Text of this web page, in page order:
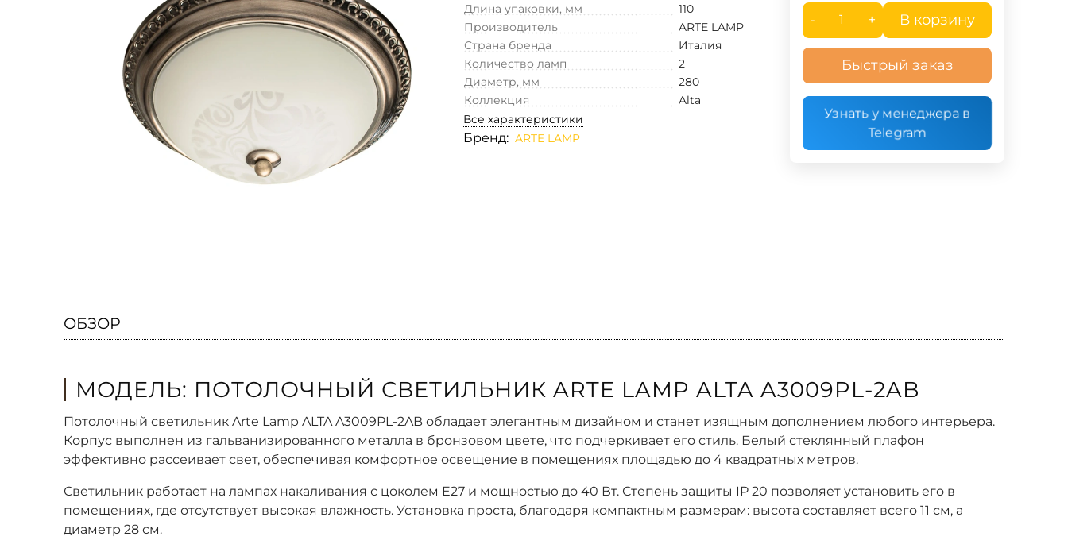
Длина упаковки, мм
110
Производитель
ARTE LAMP
Страна бренда
Италия
Количество ламп
2
Диаметр, мм
280
Коллекция
Alta
Все характеристики
Бренд: ARTE LAMP
- + В корзину
Быстрый заказ
Узнать у менеджера в
Telegram
ОБЗОР
МОДЕЛЬ: ПОТОЛОЧНЫЙ СВЕТИЛЬНИК ARTE LAMP ALTA A3009PL-2AB
Потолочный светильник Arte Lamp ALTA A3009PL-2AB обладает элегантным дизайном и станет изящным дополнением любого интерьера.
Корпус выполнен из гальванизированного металла в бронзовом цвете, что подчеркивает его стиль. Белый стеклянный плафон
эффективно рассеивает свет, обеспечивая комфортное освещение в помещениях площадью до 4 квадратных метров.
Светильник работает на лампах накаливания с цоколем E27 и мощностью до 40 Вт. Степень защиты IP 20 позволяет установить его в
помещениях, где отсутствует высокая влажность. Установка проста, благодаря компактным размерам: высота составляет всего 11 см, а
диаметр 28 см.